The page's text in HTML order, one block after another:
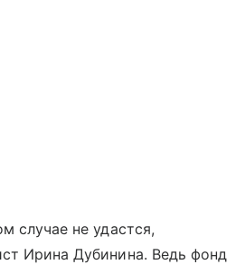
случае не удастся,
Ирина Дубинина. Ведь фонд